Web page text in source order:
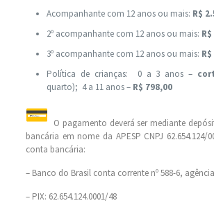
Acompanhante com 12 anos ou mais: R$
2º acompanhante com 12 anos ou mais:
3º acompanhante com 12 anos ou mais:
Política de crianças: 0 a 3 anos –
quarto); 4 a 11 anos – R$ 798,00
O pagamento deverá ser mediante
bancária em nome da APESP CNPJ 62.654.124/
conta bancária:
– Banco do Brasil conta corrente nº 588-6,
– PIX: 62.654.124.0001/48